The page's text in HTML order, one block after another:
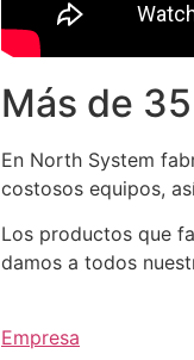
Más de
En North System
costosos equipos,
Los productos que
damos a todos
Empresa